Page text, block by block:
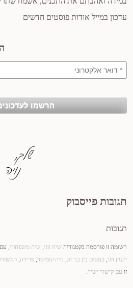
עדכון במייל אודות פוסטים חדשים
תגובות פייסבוק
תגובות
רשומה זו פורסמה בקטגוריה שיח זוגי, שיח משפחתי,
ייעוץ זוגי, כעסים בין בני זוג, נויה קומיסר, פרידה,
זו עם קישור ישיר.